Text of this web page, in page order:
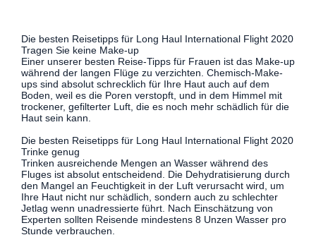
Die besten Reisetipps für Long Haul International Flight 2020
Tragen Sie keine Make-up
Einer unserer besten Reise-Tipps für Frauen ist das Make-up
während der langen Flüge zu verzichten. Chemisch-Make-
ups sind absolut schrecklich für Ihre Haut auch auf dem
Boden, weil es die Poren verstopft, und in dem Himmel mit
trockener, gefilterter Luft, die es noch mehr schädlich für die
Haut sein kann.
Die besten Reisetipps für Long Haul International Flight 2020
Trinke genug
Trinken ausreichende Mengen an Wasser während des
Fluges ist absolut entscheidend. Die Dehydratisierung durch
den Mangel an Feuchtigkeit in der Luft verursacht wird, um
Ihre Haut nicht nur schädlich, sondern auch zu schlechter
Jetlag wenn unadressierte führt. Nach Einschätzung von
Experten sollten Reisende mindestens 8 Unzen Wasser pro
Stunde verbrauchen.